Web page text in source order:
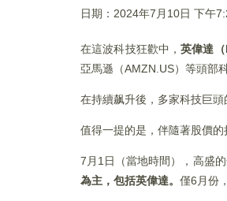
日期：2024年7月10日 下午
在這波科技狂歡中，英偉達（
亞馬遜（AMZN.US）等頭部
在持續飙升後，多家科技巨頭
值得一提的是，伴隨著股價的
7月1日（當地時間），高盛
為主，包括英偉達。 僅6月份